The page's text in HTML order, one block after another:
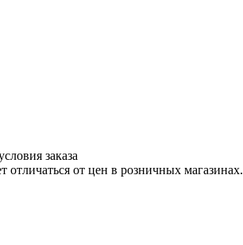
заказа
отличаться от цен в розничных магазинах.